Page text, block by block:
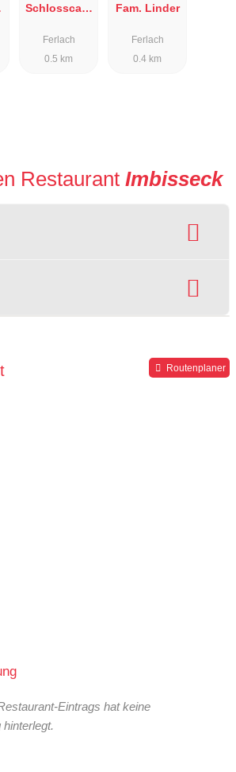
Schlosscafe
Ferlach
0.5 km
Fam. Linder
Ferlach
0.4 km
Restaurant Imbisseck
Routenplaner
Eintrags hat keine